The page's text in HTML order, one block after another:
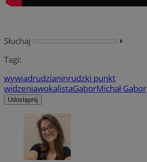
Słuchaj
⏵︎
Tagi:
wywiadrudzianinrudzki punkt
widzeniawokalistaGaborMichał Gabor
Udostępnij